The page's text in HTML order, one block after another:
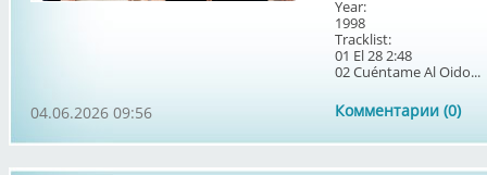
Year:
1998
Tracklist:
01 El 28 2:48
02 Cuéntame Al Oido...
Комментарии (0)
04.06.2026 09:56